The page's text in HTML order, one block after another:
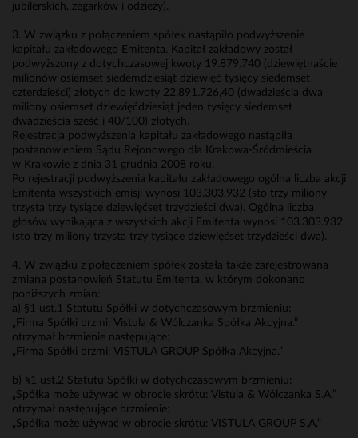
jubilerskich, zegarków i odzieży).
3. W związku z połączeniem spółek nastąpiło podwyższenie
kapitału zakładowego Emitenta. Kapitał zakładowy został
podwyższony z dotychczasowej kwoty 19.879.740 (dziewiętnaście
milionów osiemset siedemdziesiąt dziewięć tysięcy siedemset
czterdzieści) złotych do kwoty 22.891.726,40 (dwadzieścia dwa
miliony osiemset dziewięćdziesiąt jeden tysięcy siedemset
dwadzieścia sześć i 40/100) złotych.
Rejestracja podwyższenia kapitału zakładowego nastąpiła
postanowieniem Sądu Rejonowego dla Krakowa-Śródmieścia
w Krakowie z dnia 31 grudnia 2008 roku.
Po rejestracji podwyższenia kapitału zakładowego ogólna liczba akcji
Emitenta wszystkich emisji wynosi 103.303.932 (sto trzy miliony
trzysta trzy tysiące dziewięćset trzydzieści dwa). Ogólna liczba
głosów wynikająca z wszystkich akcji Emitenta wynosi 103.303.932
(sto trzy miliony trzysta trzy tysiące dziewięćset trzydzieści dwa).
4. W związku z połączeniem spółek została także zarejestrowana
zmiana postanowień Statutu Emitenta, w którym dokonano
poniższych zmian:
a) §1 ust.1 Statutu Spółki w dotychczasowym brzmieniu:
„Firma Spółki brzmi: Vistula & Wólczanka Spółka Akcyjna.”
otrzymał brzmienie następujące:
„Firma Spółki brzmi: VISTULA GROUP Spółka Akcyjna.”
b) §1 ust.2 Statutu Spółki w dotychczasowym brzmieniu:
„Spółka może używać w obrocie skrótu: Vistula & Wólczanka S.A.”
otrzymał następujące brzmienie:
„Spółka może używać w obrocie skrótu: VISTULA GROUP S.A.”